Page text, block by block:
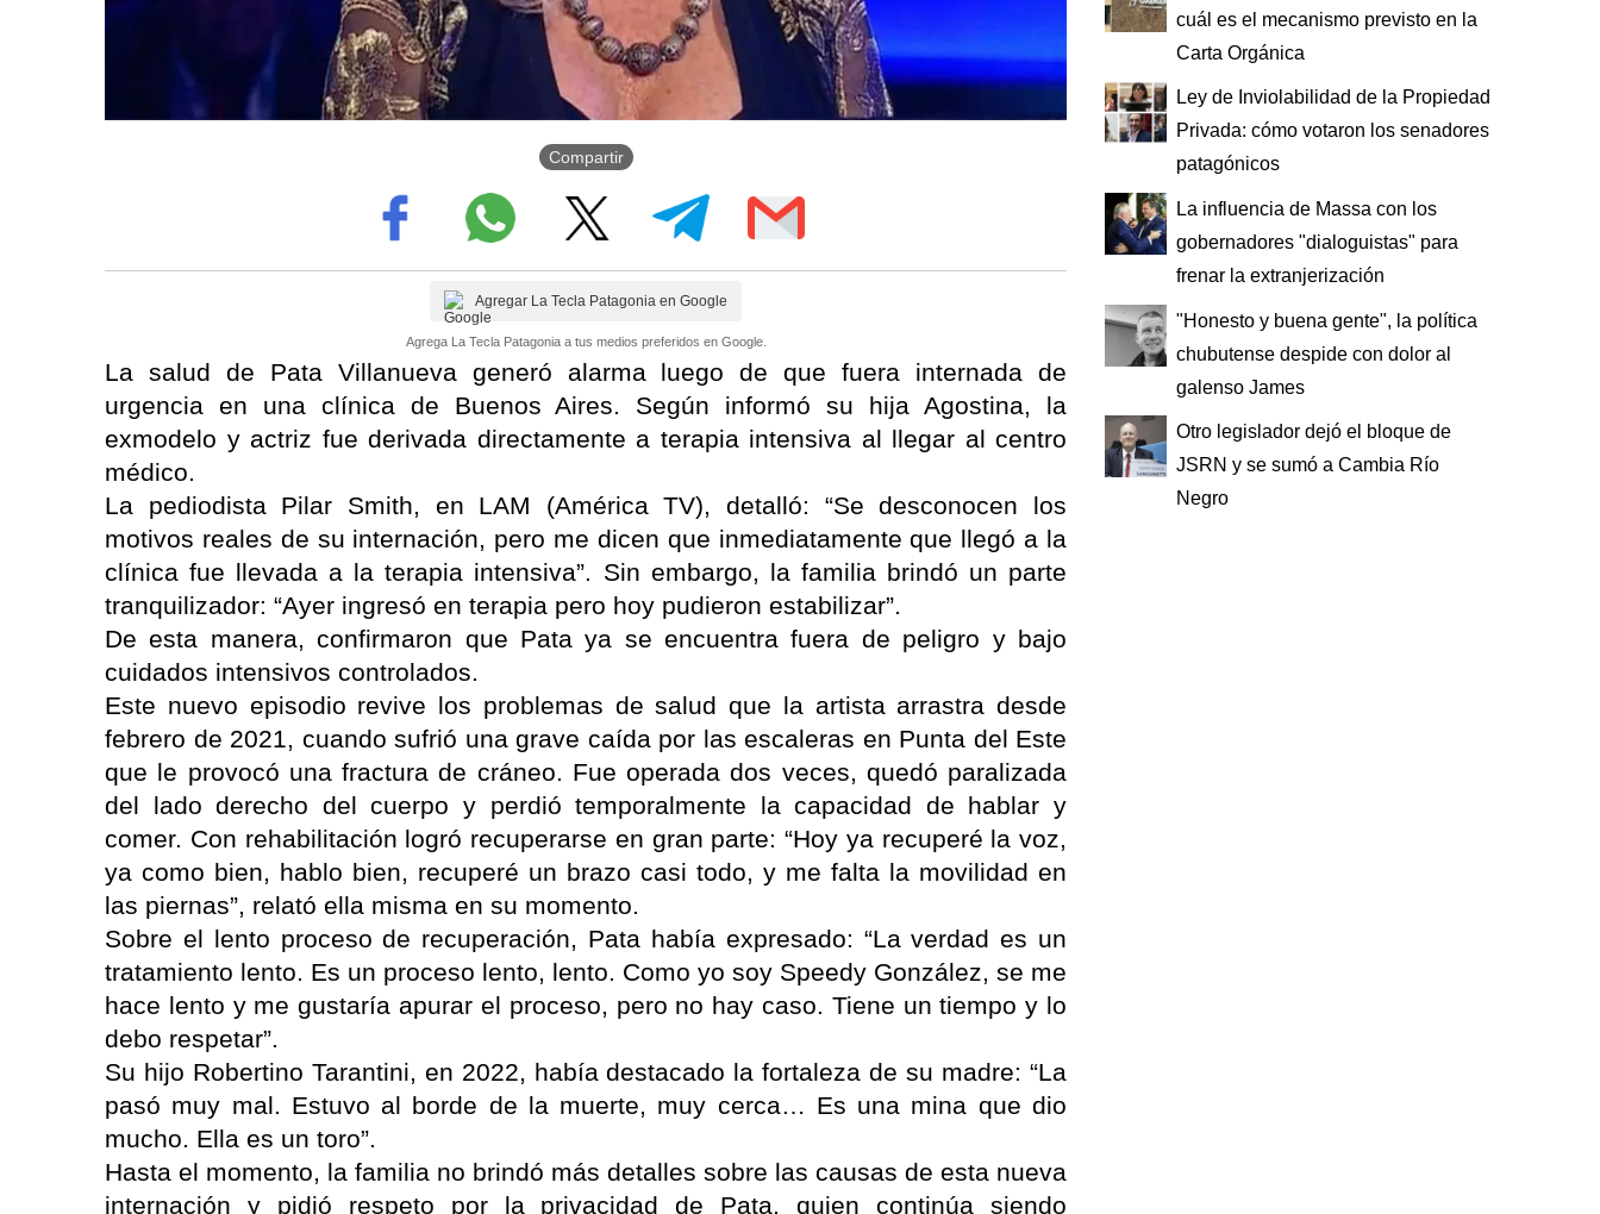
Compartir
Agregar La Tecla Patagonia en Google
Agrega La Tecla Patagonia a tus medios preferidos en Google.
La salud de Pata Villanueva generó alarma luego de que fuera internada de
urgencia en una clínica de Buenos Aires. Según informó su hija Agostina, la
exmodelo y actriz fue derivada directamente a terapia intensiva al llegar al centro
médico.
La pediodista Pilar Smith, en LAM (América TV), detalló: “Se desconocen los
motivos reales de su internación, pero me dicen que inmediatamente que llegó a la
clínica fue llevada a la terapia intensiva”. Sin embargo, la familia brindó un parte
tranquilizador: “Ayer ingresó en terapia pero hoy pudieron estabilizar”.
De esta manera, confirmaron que Pata ya se encuentra fuera de peligro y bajo
cuidados intensivos controlados.
Este nuevo episodio revive los problemas de salud que la artista arrastra desde
febrero de 2021, cuando sufrió una grave caída por las escaleras en Punta del Este
que le provocó una fractura de cráneo. Fue operada dos veces, quedó paralizada
del lado derecho del cuerpo y perdió temporalmente la capacidad de hablar y
comer. Con rehabilitación logró recuperarse en gran parte: “Hoy ya recuperé la voz,
ya como bien, hablo bien, recuperé un brazo casi todo, y me falta la movilidad en
las piernas”, relató ella misma en su momento.
Sobre el lento proceso de recuperación, Pata había expresado: “La verdad es un
tratamiento lento. Es un proceso lento, lento. Como yo soy Speedy González, se me
hace lento y me gustaría apurar el proceso, pero no hay caso. Tiene un tiempo y lo
debo respetar”.
Su hijo Robertino Tarantini, en 2022, había destacado la fortaleza de su madre: “La
pasó muy mal. Estuvo al borde de la muerte, muy cerca… Es una mina que dio
mucho. Ella es un toro”.
Hasta el momento, la familia no brindó más detalles sobre las causas de esta nueva
internación y pidió respeto por la privacidad de Pata, quien continúa siendo
cuál es el mecanismo previsto en la
Carta Orgánica
Ley de Inviolabilidad de la Propiedad
Privada: cómo votaron los senadores
patagónicos
La influencia de Massa con los
gobernadores "dialoguistas" para
frenar la extranjerización
"Honesto y buena gente", la política
chubutense despide con dolor al
galenso James
Otro legislador dejó el bloque de
JSRN y se sumó a Cambia Río
Negro